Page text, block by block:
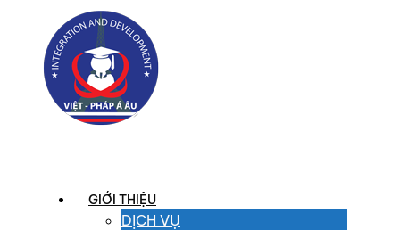
GIỚI THIỆU
DỊCH VỤ